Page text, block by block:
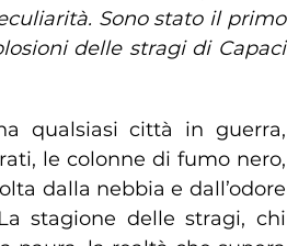
Sono stato il primo
delle stragi di Capaci
qualsiasi città in guerra,
le colonne di fumo nero,
dalla nebbia e dall’odore
stagione delle stragi, chi